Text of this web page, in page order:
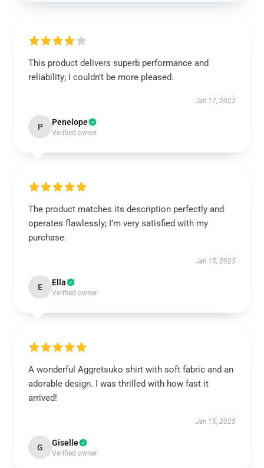
This product delivers superb performance and
reliability; I couldn’t be more pleased.
Jan 17, 2025
P Penelope
Verified owner
The product matches its description perfectly and
operates flawlessly; I’m very satisfied with my
purchase.
Jan 15, 2025
E Ella
Verified owner
A wonderful Aggretsuko shirt with soft fabric and an
adorable design. I was thrilled with how fast it
arrived!
Jan 15, 2025
G Giselle
Verified owner